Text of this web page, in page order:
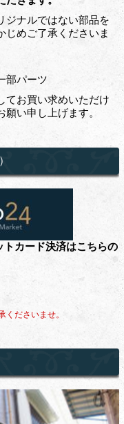
ジナルではない部品を
じめご了承くださいま
部パーツ
てお買い求めいただけ
い申し上げます。
カード決済はこちらの
ださいませ。